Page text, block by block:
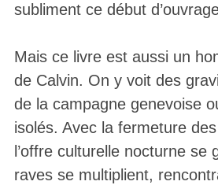
subliment ce début
Mais ce livre est aussi un
de Calvin. On y voit des
de la campagne genevoise
isolés. Avec la fermeture
l’offre culturelle nocturne se
raves se multiplient,